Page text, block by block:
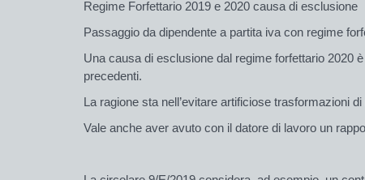
Regime Forfettario 2019 e 2020 causa di esclusione
Passaggio da dipendente a partita iva con regime
Una causa di esclusione dal regime forfettario 2020
precedenti.
La ragione sta nell’evitare artificiose trasformazioni
Vale anche aver avuto con il datore di lavoro un